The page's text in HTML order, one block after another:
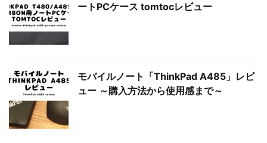
【2021年11月】Amazonブラックフラ
イデーセール おすすめ商品！
ートPCケース tomtocレビュー
モバイルノート「ThinkPad A485」レビ
ュー ～購入方法から使用感まで～